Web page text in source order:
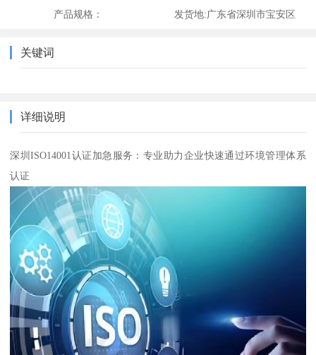
产品规格： 发货地:广东省深圳市宝安区
关键词
详细说明
深圳ISO14001认证加急服务：专业助力企业快速通过环境管理体系
认证